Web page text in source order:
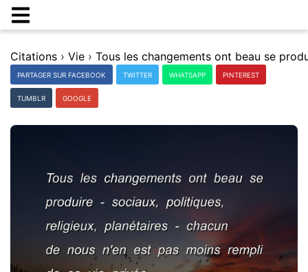
Citations › Vie ›
PARTAGER SUR FACEBOOK TWITTER WHATSAPP PINTEREST
TUMBLR GOOGLE